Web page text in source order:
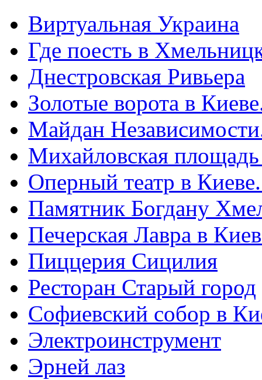
Виртуальная Украина
Где поесть в
Днестровская Ривьера
Золотые ворота в
Майдан
Михайловская
Оперный театр в
Памятник Богдану
Печерская Лавра в
Пиццерия Сицилия
Ресторан Старый город
Софиевский собор в
Электроинструмент
Эрней лаз